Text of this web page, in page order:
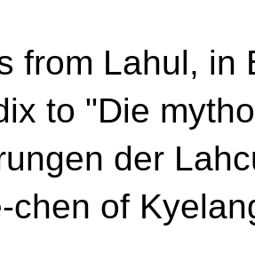
from Lahul, in
to "Die
der
chen of